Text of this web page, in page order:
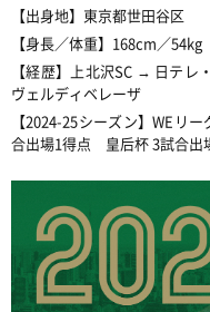
【出身地】東京都世田谷区
【身長／体重】 168cm／54kg
【経歴】上北沢SC → 日テレ
ヴェルディベレーザ
【2024-25シーズン】WEリ
合出場1得点 皇后杯 3試合出